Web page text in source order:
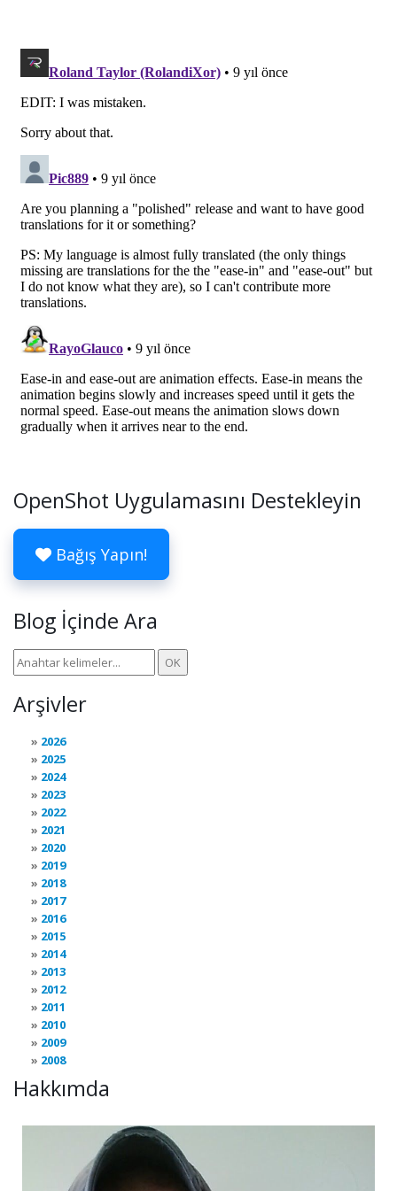
OpenShot Uygulamasını Destekleyin
Bağış Yapın!
Blog İçinde Ara
Arşivler
2026
2025
2024
2023
2022
2021
2020
2019
2018
2017
2016
2015
2014
2013
2012
2011
2010
2009
2008
Hakkımda